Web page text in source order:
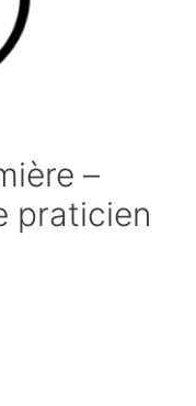
–
praticien